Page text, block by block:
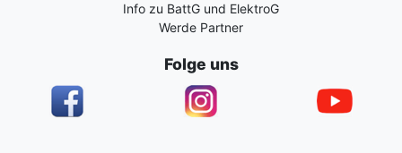
Info zu BattG und ElektroG
Werde Partner
Folge uns